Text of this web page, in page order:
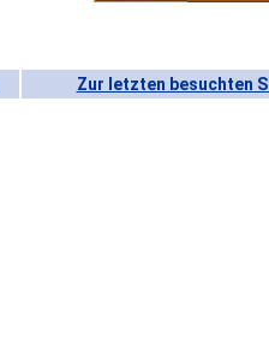
Zur letzten besuchten